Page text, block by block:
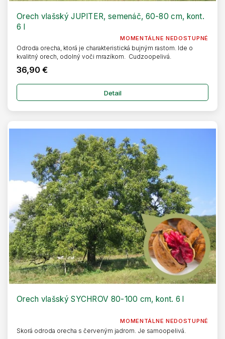
Orech vlašský JUPITER, semenáč, 60-80 cm, kont.
6 l
MOMENTÁLNE NEDOSTUPNÉ
36,90 €
Detail
Odroda orecha, ktorá je charakteristická bujným rastom. Ide o
kvalitný orech, odolný voči mrazíkom. Cudzoopelivá.
Orech vlašský SYCHROV 80-100 cm, kont. 6 l
MOMENTÁLNE NEDOSTUPNÉ
Skorá odroda orecha s červeným jadrom. Je samoopelivá.